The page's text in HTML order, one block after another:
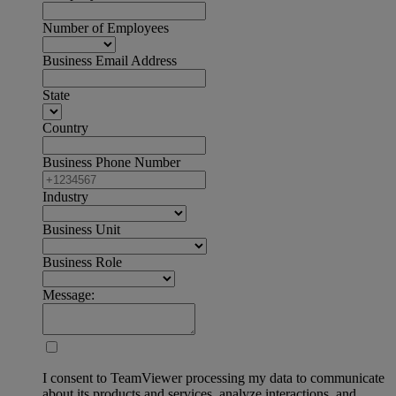
Number of Employees
Business Email Address
State
Country
Business Phone Number
Industry
Business Unit
Business Role
Message:
I consent to TeamViewer processing my data to communicate